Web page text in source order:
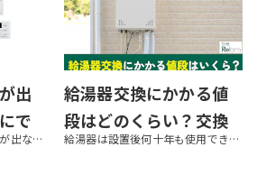
出
で
法自宅のガス給湯器からお湯が出ない場合、さまざまな原因が考えられます。正しく原因を把握したうえで、適切な対処をすることが大切です。この記事では、給湯器からお湯が出なくて困っている人に向けて、お湯が出ないときにチェックすべき...
給湯器交換にかかる値
段はどのくらい？交換
の目安や給湯器の選び 給湯器は設置後何十年も使用できるものではなく、いつか交換が必要になります。場合によっては特に不具合がなくても交換したほうがよいときもあるでしょう。この記事では、給湯器交換にかかる値段の目安や選び方、交換したほうがよいとき...